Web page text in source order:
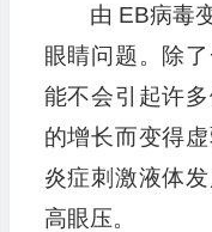
由 EB病毒
眼睛问题。除
能不会引起许
的增长而变得
炎症刺激液体
高眼压。